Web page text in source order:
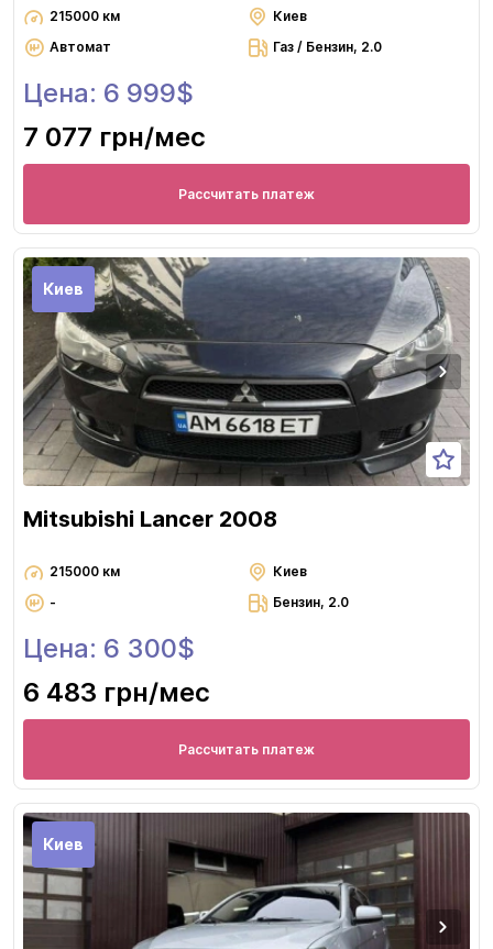
215000 км
Киев
Автомат
Газ / Бензин, 2.0
Цена: 6 999$
7 077 грн/мес
Рассчитать платеж
Киев
Mitsubishi Lancer 2008
215000 км
Киев
-
Бензин, 2.0
Цена: 6 300$
6 483 грн/мес
Рассчитать платеж
Киев